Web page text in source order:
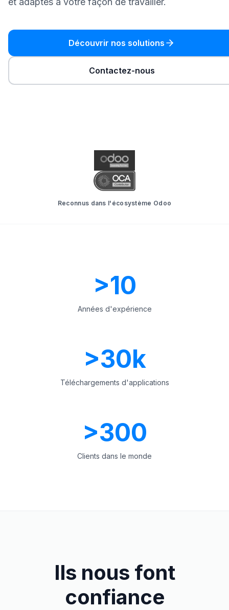
Découvrir nos solutions
Contactez-nous
Reconnus dans l'écosystème Odoo
>10
Années d'expérience
>30k
Téléchargements d'applications
>300
Clients dans le monde
Ils nous font
confiance